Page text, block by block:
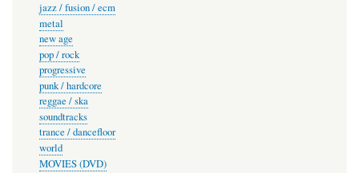
jazz / fusion / ecm
metal
new age
pop / rock
progressive
punk / hardcore
reggae / ska
soundtracks
trance / dancefloor
world
MOVIES (DVD)